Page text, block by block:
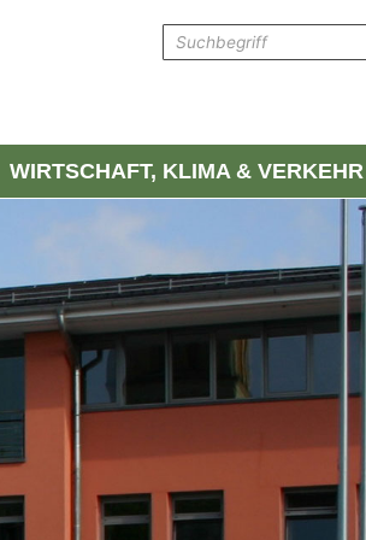
WIRTSCHAFT, KLIMA & VERKEHR